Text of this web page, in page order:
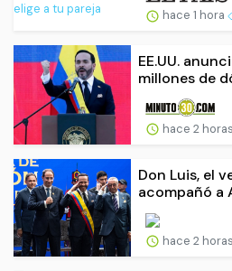
hace 1 hora
EE.UU.
millones de
hace 2 horas
Don Luis, el
acompañó a
hace 2 horas